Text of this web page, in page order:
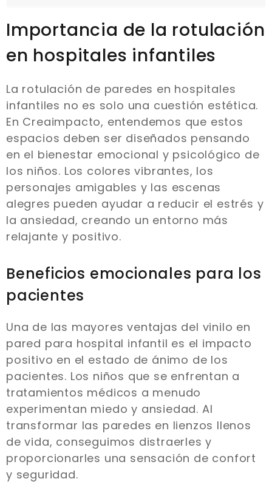
Importancia de la rotulación
en hospitales infantiles
La rotulación de paredes en hospitales
infantiles no es solo una cuestión estética.
En Creaimpacto, entendemos que estos
espacios deben ser diseñados pensando
en el bienestar emocional y psicológico de
los niños. Los colores vibrantes, los
personajes amigables y las escenas
alegres pueden ayudar a reducir el estrés y
la ansiedad, creando un entorno más
relajante y positivo.
Beneficios emocionales para los
pacientes
Una de las mayores ventajas del vinilo en
pared para hospital infantil es el impacto
positivo en el estado de ánimo de los
pacientes. Los niños que se enfrentan a
tratamientos médicos a menudo
experimentan miedo y ansiedad. Al
transformar las paredes en lienzos llenos
de vida, conseguimos distraerles y
proporcionarles una sensación de confort
y seguridad.